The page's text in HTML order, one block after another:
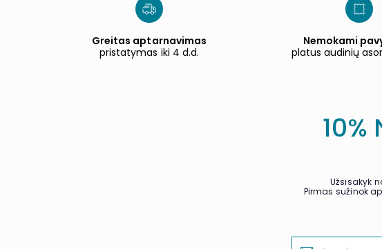
Greitas aptarnavimas
pristatymas iki 4 d.d.
Nemokami
platus audinių
10%
Užsisakyk
Pirmas sužinok